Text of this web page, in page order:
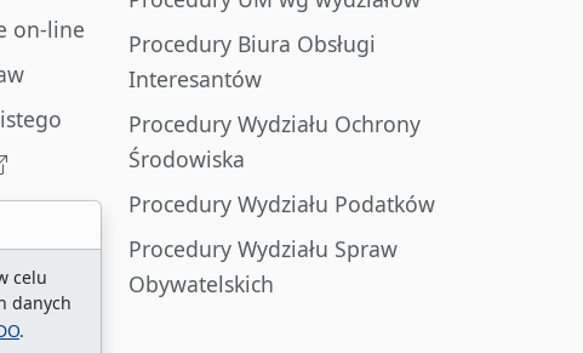
celu
danych
.
on-line
Procedury Biura Obsługi
Interesantów
Procedury Wydziału Ochrony
Środowiska
Procedury Wydziału Podatków
Procedury Wydziału Spraw
Obywatelskich